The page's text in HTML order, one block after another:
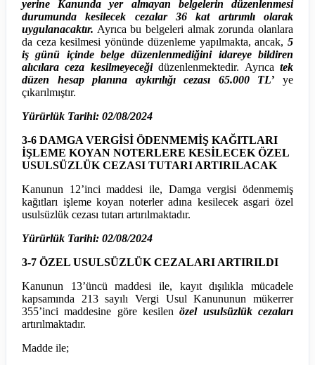
yerine Kanunda yer almayan belgelerin düzenlenmesi
durumunda kesilecek cezalar 36 kat artırımlı olarak
uygulanacaktır. Ayrıca bu belgeleri almak zorunda olanlara
da ceza kesilmesi yönünde düzenleme yapılmakta, ancak, 5
iş günü içinde belge düzenlenmediğini idareye bildiren
alıcılara ceza kesilmeyeceğidüzenlenmektedir. Ayrıcatek
düzen hesap planına aykırılığı cezası 65.000 TL’ ye
çıkarılmıştır.
Yürürlük Tarihi: 02/08/2024
3-6 DAMGA VERGİSİ ÖDENMEMİŞ KAĞITLARI
İŞLEME KOYAN NOTERLERE KESİLECEK ÖZEL
USULSÜZLÜK CEZASI TUTARI ARTIRILACAK
Kanunun 12’inci maddesi ile, Damga vergisi ödenmemiş
kağıtları işleme koyan noterler adına kesilecek asgari özel
usulsüzlük cezası tutarı artırılmaktadır.
Yürürlük Tarihi: 02/08/2024
3-7 ÖZEL USULSÜZLÜK CEZALARI ARTIRILDI
Kanunun 13’üncü maddesi ile, kayıt dışılıkla mücadele
kapsamında 213 sayılı Vergi Usul Kanununun mükerrer
355’inci maddesine göre kesilenözel usulsüzlük cezaları
artırılmaktadır.
Madde ile;